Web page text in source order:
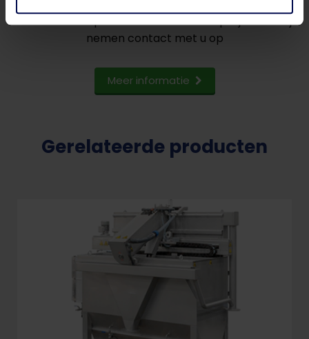
Stuur ons een paar woorden over uw project en wij
nemen contact met u op
Meer informatie
Gerelateerde producten